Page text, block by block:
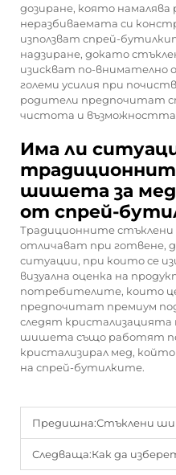
дозиране, която намалява
неразбиваемата си
използват спрей-
надзиране, докато
изискват по-внимателно
големи усилия при
родители предпочитат
чистота и възможността
Има ли
шишета за мед
от спрей-
Традиционните
отличават при готвене,
ситуации, при които се
визуална оценка на
потребителите, които
предпочитат премиум
следят
шишета също работят
кристализирал мед,
на спрей-бутилките.
Предишна:Стъклени шишета за мед:
Следваща:Как да изберете